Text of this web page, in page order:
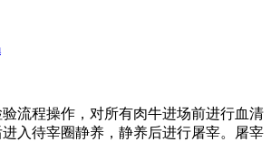
流程操作，对所有肉牛进场前进行血清
入待宰圈静养，静养后进行屠宰。屠宰